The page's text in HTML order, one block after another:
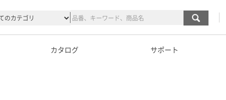
マイページ
カート
カタログ サポート